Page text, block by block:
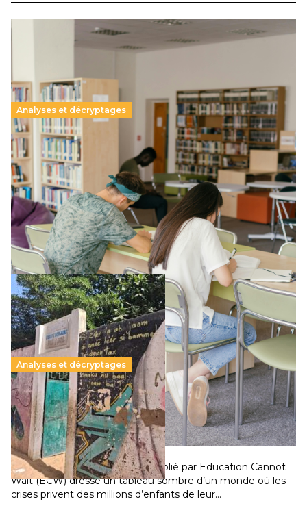
Analyses et décryptages
Supérieur privé : une dérive qui met à mal la
promesse républicaine
11 juillet 2026-
Le projet de loi sur la régulation de l’enseignement
supérieur privé met en lumière l’amplification d’un système
qui relègue l’acte pédagogique au superfétatoire, voire à…
Lire la suite →
Analyses et décryptages
258 millions d’enfants victimes de la guerre, des
chocs climatiques et des déplacements de
population
11 juillet 2026- National
Un nouveau rapport mondial publié par Education Cannot
Wait (ECW) dresse un tableau sombre d’un monde où les
crises privent des millions d’enfants de leur…